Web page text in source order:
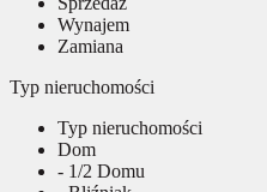
Wynajem
Zamiana
Typ nieruchomości
Typ nieruchomości
Dom
- 1/2 Domu